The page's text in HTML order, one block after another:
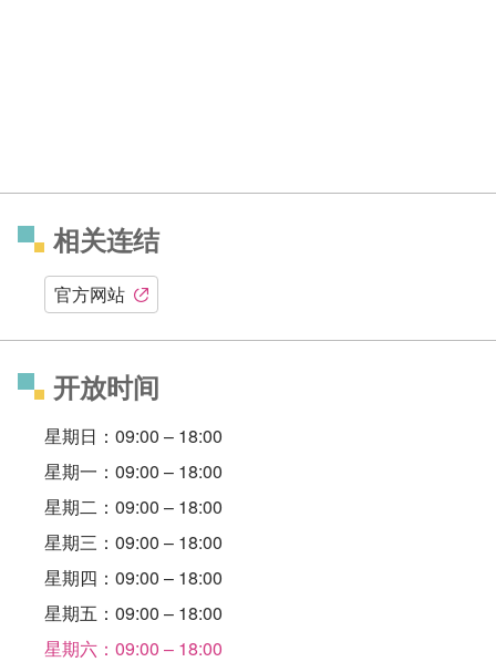
相关连结
官方网站
开放时间
星期日：09:00 – 18:00
星期一：09:00 – 18:00
星期二：09:00 – 18:00
星期三：09:00 – 18:00
星期四：09:00 – 18:00
星期五：09:00 – 18:00
星期六：09:00 – 18:00